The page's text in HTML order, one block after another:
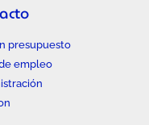
presupuesto
empleo